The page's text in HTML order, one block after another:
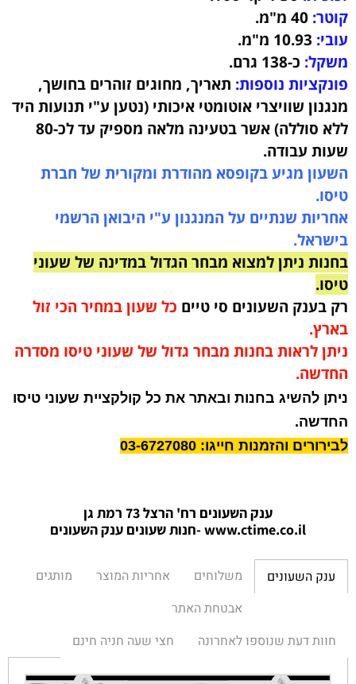
קוטר:40
מ"מ.
עובי:10.93
מ"מ.
משקל:כ-138 גרם
.
פונקציות נוספות: תאריך, מחוגים זוהרים בחושך,
מנגנון שוויצרי אוטומטי איכותי (נטען ע"י תנועות היד
ללא סוללה) אשר בטעינה מלאה מספיק עד לכ-80
שעות עבודה.
השעון מגיע בקופסא מהודרת ומקורית של חברת
טיסו.
אחריות שנתיים על המנגנון ע"י היבואן הרשמי
בישראל.
בחנות ניתן למצוא מבחר הגדול במדינה של שעוני
טיסו.
רק בענק השעונים סי טיים כל שעון במחיר הכי זול
בארץ.
ניתן לראות בחנות מבחר גדול של שעוני טיסו מסדרה
החדשה.
ניתן להשיג בחנות ובאתר את כל קולקציית שעוני טיסו
החדשה.
לבירורים והזמנות חייגו: 03-6727080
ענק השעונים רח' הרצל 73 רמת גן
www.ctime.co.il-חנות שעונים ענק השעונים
ענק השעונים משלוחים אחריות המוצר
מותגים
אבטחת האתר
חוות דעת שנוספו לאחרונה
חצי שעה חניה חינם